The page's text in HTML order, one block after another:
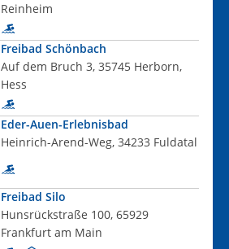
Reinheim
Freibad Schönbach
Auf dem Bruch 3, 35745 Herborn,
Hess
Eder-Auen-Erlebnisbad
Heinrich-Arend-Weg, 34233 Fuldatal
Freibad Silo
Hunsrückstraße 100, 65929
Frankfurt am Main